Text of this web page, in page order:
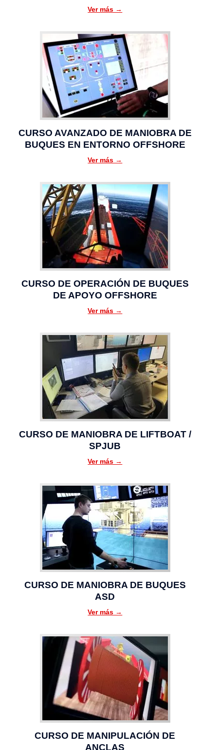
Ver más →
CURSO AVANZADO DE MANIOBRA DE
BUQUES EN ENTORNO OFFSHORE
Ver más →
CURSO DE OPERACIÓN DE BUQUES
DE APOYO OFFSHORE
Ver más →
CURSO DE MANIOBRA DE LIFTBOAT /
SPJUB
Ver más →
CURSO DE MANIOBRA DE BUQUES
ASD
Ver más →
CURSO DE MANIPULACIÓN DE
ANCLAS